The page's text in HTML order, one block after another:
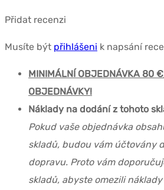
Přidat recenzi
Musíte být přihlášeni k napsání
MINIMÁLNÍ OBJEDNÁVKA 80
OBJEDNÁVKY!
Náklady na dodání z tohoto
Pokud vaše objednávka
skladů, budou vám účtovány
dopravu. Proto vám
skladů, abyste omezili